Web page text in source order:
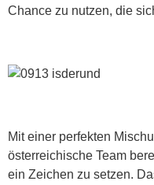
Chance zu nutzen, die
Mit einer perfekten
österreichische Team
ein Zeichen zu setzen.